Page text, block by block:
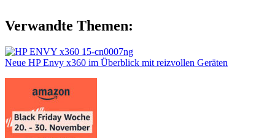
Verwandte Themen:
Neue HP Envy x360 im Überblick mit reizvollen Geräten